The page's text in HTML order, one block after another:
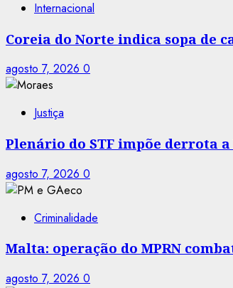
Internacional
Coreia do Norte indica sopa de
agosto 7, 2026 0
Justiça
Plenário do STF impõe derrota
agosto 7, 2026 0
Criminalidade
Malta: operação do MPRN
agosto 7, 2026 0